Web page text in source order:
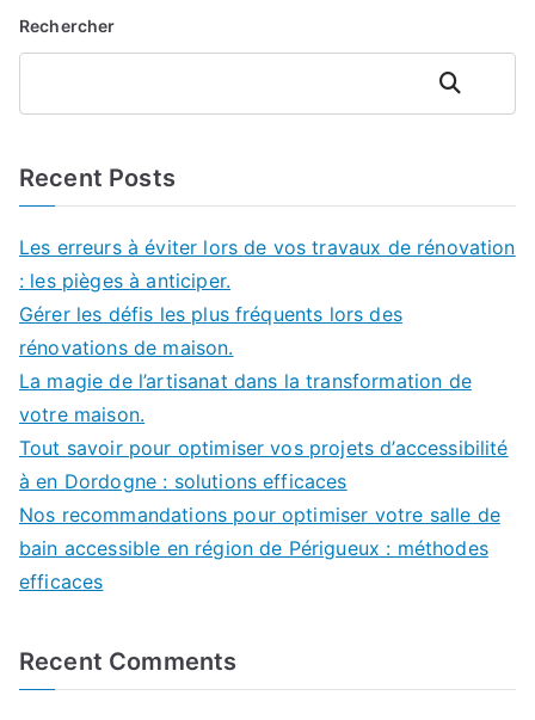
Rechercher
Rechercher
Recent Posts
Les erreurs à éviter lors de vos travaux de rénovation
: les pièges à anticiper.
Gérer les défis les plus fréquents lors des
rénovations de maison.
La magie de l’artisanat dans la transformation de
votre maison.
Tout savoir pour optimiser vos projets d’accessibilité
à en Dordogne : solutions efficaces
Nos recommandations pour optimiser votre salle de
bain accessible en région de Périgueux : méthodes
efficaces
Recent Comments